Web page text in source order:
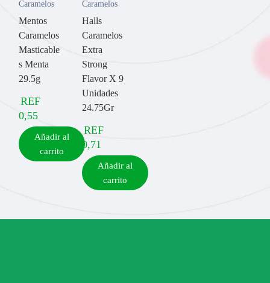
Caramelos
Mentos
Caramelos
Masticable
s Menta
29.5g
REF
0,55
Añadir al
carrito
Caramelos
Halls
Caramelos
Extra
Strong
Flavor X 9
Unidades
24.75Gr
REF
0,71
Añadir al
carrito